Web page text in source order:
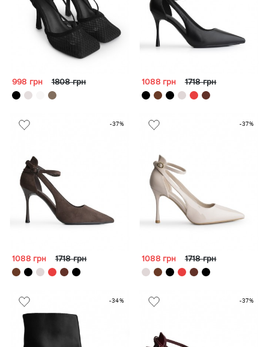
998 грн 1808 грн 1088 грн 1718 грн
-37%
1088 грн 1718 грн
-37%
1088 грн 1718 грн
-34% -37%